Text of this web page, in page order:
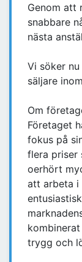
Genom att
snabbare
nästa
Vi söker
säljare
Om
Företaget
fokus på
flera priser
oerhört
att arbeta i
trygg och